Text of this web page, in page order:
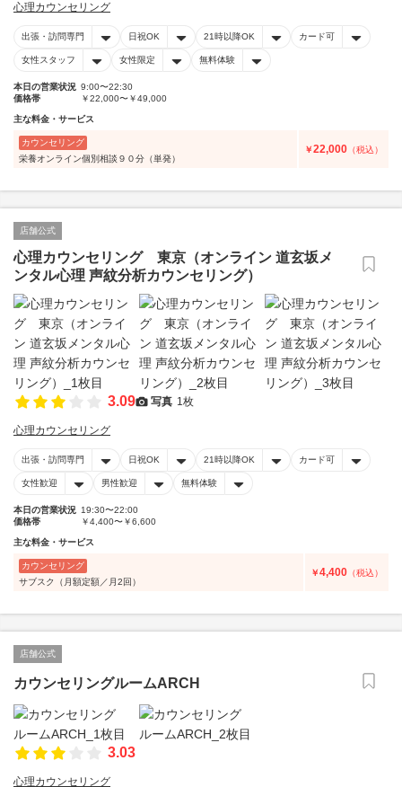
心理カウンセリング
出張・訪問専門 日祝OK 21時以降OK カード可
女性スタッフ 女性限定 無料体験
本日の営業状況 9:00〜22:30
価格帯
￥22,000〜￥49,000
主な料金・サービス
カウンセリング
栄養オンライン個別相談９０分（単発）
￥22,000 （税込）
店舗公式
心理カウンセリング 東京（オンライン 道玄坂メ
ンタル心理 声紋分析カウンセリング）
3.09 写真 1枚
心理カウンセリング
出張・訪問専門 日祝OK 21時以降OK カード可
女性歓迎 男性歓迎 無料体験
本日の営業状況 19:30〜22:00
価格帯
￥4,400〜￥6,600
主な料金・サービス
カウンセリング
サブスク（月額定額／月2回）
￥4,400 （税込）
店舗公式
カウンセリングルームARCH
3.03
心理カウンセリング